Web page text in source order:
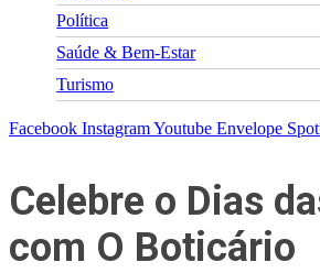
Política
Saúde & Bem-Estar
Turismo
Facebook InstagramYoutube Envelope
Celebre o Dias
com O Boticário